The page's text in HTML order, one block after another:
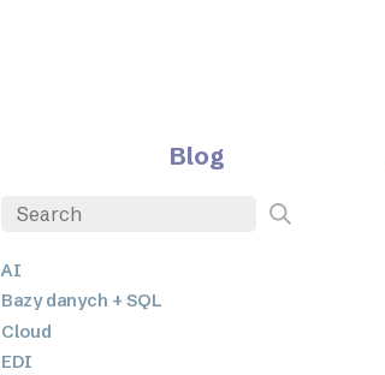
Blog
AI
Bazy danych + SQL
Cloud
EDI